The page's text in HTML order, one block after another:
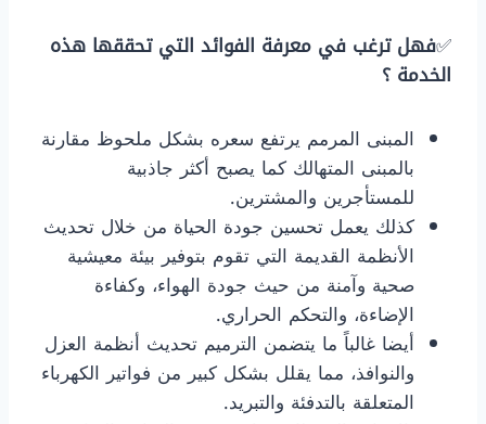
✅فهل ترغب في معرفة الفوائد التي تحققها هذه
الخدمة ؟
​المبنى المرمم يرتفع سعره بشكل ملحوظ مقارنة
بالمبنى المتهالك كما يصبح أكثر جاذبية
للمستأجرين والمشترين.
​كذلك يعمل تحسين جودة الحياة من خلال تحديث
الأنظمة القديمة التي تقوم بتوفير بيئة معيشية
صحية وآمنة من حيث جودة الهواء، وكفاءة
الإضاءة، والتحكم الحراري.
​أيضا غالباً ما يتضمن الترميم تحديث أنظمة العزل
والنوافذ، مما يقلل بشكل كبير من فواتير الكهرباء
المتعلقة بالتدفئة والتبريد.